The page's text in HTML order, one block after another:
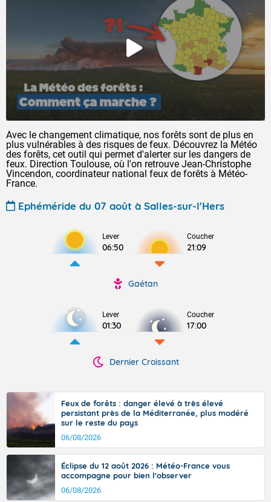
Avec le changement climatique, nos forêts sont de plus en
plus vulnérables à des risques de feux. Découvrez la Météo
des forêts, cet outil qui permet d'alerter sur les dangers de
feux. Direction Toulouse, où l'on retrouve Jean-Christophe
Vincendon, coordinateur national feux de forêts à Météo-
France.
Ephéméride du 07 août à Salles-sur-l'Hers
Lever
06:50
Coucher
21:09
Gaétan
Lever
01:30
Coucher
17:00
Dernier Croissant
Feux de forêts : danger élevé à très élevé
persistant près de la Méditerranée, plus modéré
sur le reste du pays
06/08/2026
Éclipse du 12 août 2026 : Météo-France vous
accompagne pour bien l'observer
06/08/2026